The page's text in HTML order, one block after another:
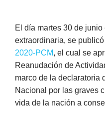
El día martes 30 de
extraordinaria, se publicó
2020-PCM, el cual se
Reanudación de
marco de la declaratoria
Nacional por las graves
vida de la nación a